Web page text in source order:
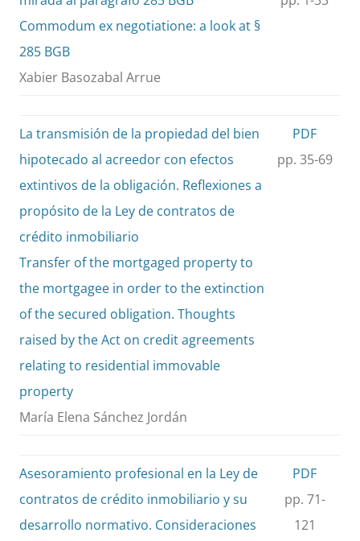
Commodum ex negotiatione: a look at §
285 BGB
Xabier Basozabal Arrue
La transmisión de la propiedad del bien
hipotecado al acreedor con efectos
extintivos de la obligación. Reflexiones a
propósito de la Ley de contratos de
crédito inmobiliario
Transfer of the mortgaged property to
the mortgagee in order to the extinction
of the secured obligation. Thoughts
raised by the Act on credit agreements
relating to residential immovable
property
María Elena Sánchez Jordán
PDF
pp. 35-69
Asesoramiento profesional en la Ley de
contratos de crédito inmobiliario y su
desarrollo normativo. Consideraciones
PDF
pp. 71-
121